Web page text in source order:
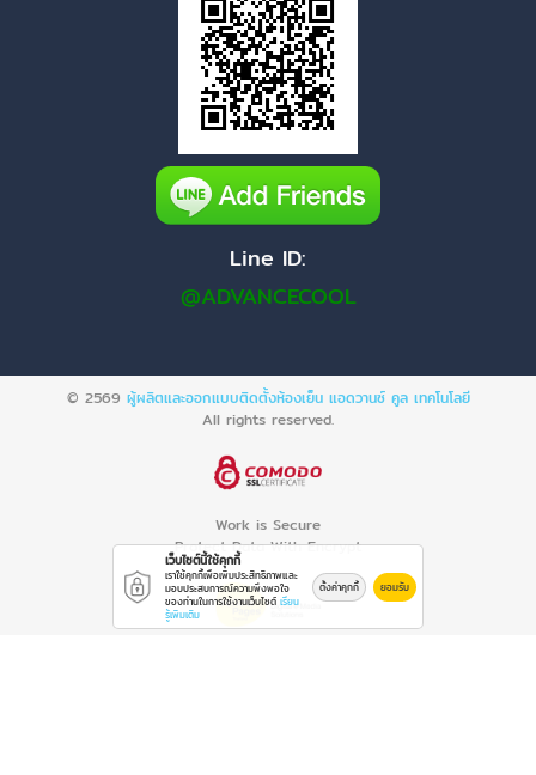
Line ID:
@ADVANCECOOL
© 2569 ผู้ผลิตและออกแบบติดตั้งห้องเย็น แอดวานซ์ คูล เทคโนโลยี
All rights reserved.
Work is Secure
Protect Data With Encrypt
เว็บไซต์นี้ใช้คุกกี้
เราใช้คุกกี้เพื่อเพิ่มประสิทธิภาพและ
มอบประสบการณ์ความพึงพอใจ
ของท่านในการใช้งานเว็บไซต์ เรียน
รู้เพิ่มเติม
ตั้งค่าคุกกี้ ยอมรับ